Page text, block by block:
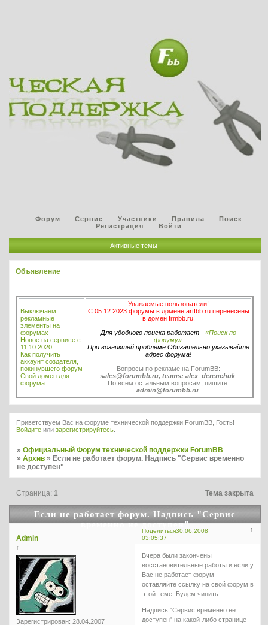
Форум Сервис Участники Правила
Поиск
Регистрация
Войти
Активные темы
Объявление
Выключаем
рекламные
элементы на
форумах
Новое на сервисе с
11.10.2020
Как получить
аккаунт создателя,
покинувшего форум
Свой домен для
форума
Уважаемые пользователи!
С 05.12.2023 форумы в домене artfbb.ru перенесены
в домен frmbb.ru!
Для удобного поиска работает - «Поиск по
форуму».
При возникшей проблеме Обязательно указывайте
адрес форума!
Вопросы по рекламе на ForumBB:
sales@forumbb.ru, teams: alex_derenchuk
По всем остальным вопросам, пишите:
admin@forumbb.ru
Приветствуем Вас на форуме технической поддержки ForumBB, Гость!
Войдите или зарегистрируйтесь
»Официальный Форум технической поддержки ForumBB
»Архив »Если не работает форум. Надпись "Сервис временно
не доступен"
Если не работает форум. Надпись "Сервис
временно не доступен"
Страница:1 Тема закрыта
Поделиться 1
30.06.2008
03:05:37
Admin
↑
Зарегистрирован: 28.04.2007
Вчера были закончены
восстановительные работы и если у
Вас не работает форум -
оставляйте ссылку на свой форум в
этой теме. Будем чинить.
Надпись "Сервис временно не
доступен" на какой-либо странице